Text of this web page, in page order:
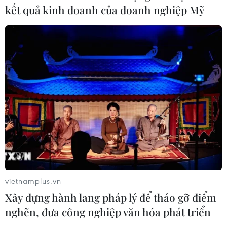
CƠ QUAN CHỦ QUẢN: THÔNG TẤN XÃ VIỆT NAM
Tổng Biên tập: TRẦN TIẾN DUẨN
Phó Tổng Biên tập: NGUYỄN THỊ TÁM, KHÚC THANH
THỦY
Sở hữu trí tuệ
Quy định sử dụng
RSS
Hỗ trợ
Ngôn ngữ
TTXVN
Dịch vụ tin
Quảng cáo
Liên hệ
kết quả kinh doanh của doanh nghiệp Mỹ
vietnamplus.vn
Xây dựng hành lang pháp lý để tháo gỡ điểm
nghẽn, đưa công nghiệp văn hóa phát triển